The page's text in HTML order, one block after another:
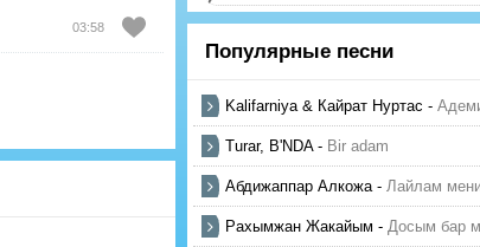
03:58
Популярные песни
Kalifarniya & Кайрат Нуртас -
Turar, B'NDA- Bir adam
Абдижаппар Алкожа- Лайлам
Рахымжан Жакайым - Досым бар